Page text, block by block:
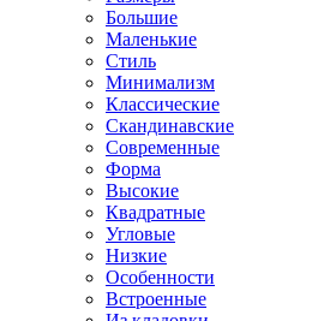
Большие
Маленькие
Стиль
Минимализм
Классические
Скандинавские
Современные
Форма
Высокие
Квадратные
Угловые
Низкие
Особенности
Встроенные